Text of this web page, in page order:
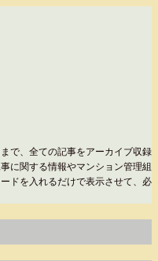
で、全ての記事をアーカイブ収録
に関する情報やマンション管理組
ドを入れるだけで表示させて、必